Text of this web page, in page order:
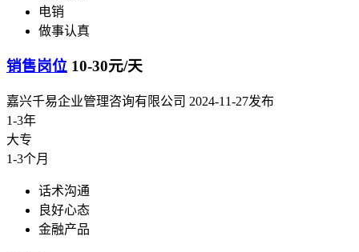
电销
做事认真
销售岗位 10-30元/天
嘉兴千易企业管理咨询有限公司 2024-11-27发布
1-3年
大专
1-3个月
话术沟通
良好心态
金融产品